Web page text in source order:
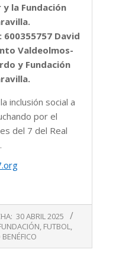
la Fundación
David
Valdeolmos-
y Fundación
inclusión social a
por el
del 7 del Real
30 ABRIL 2025
, FUTBOL,